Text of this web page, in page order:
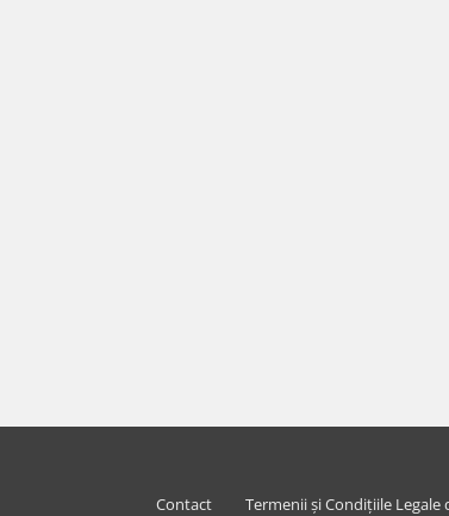
Contact Termenii și Condițiile Legale